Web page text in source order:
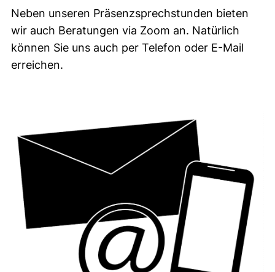
Neben unseren Präsenzsprechstunden bieten
wir auch Beratungen via Zoom an. Natürlich
können Sie uns auch per Telefon oder E-Mail
erreichen.